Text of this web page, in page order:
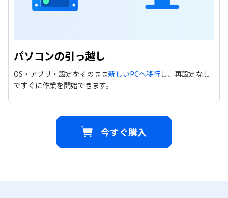
パソコンの引っ越し
OS・アプリ・設定をそのまま新しいPCへ移行し、再設定なし
ですぐに作業を開始できます。
今すぐ購入